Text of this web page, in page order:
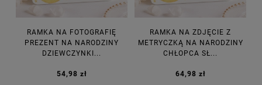
RAMKA NA FOTOGRAFIĘ
PREZENT NA NARODZINY
DZIEWCZYNKI...
54,98 zł
RAMKA NA ZDJĘCIE Z
METRYCZKĄ NA NARODZINY
CHŁOPCA SŁ...
64,98 zł